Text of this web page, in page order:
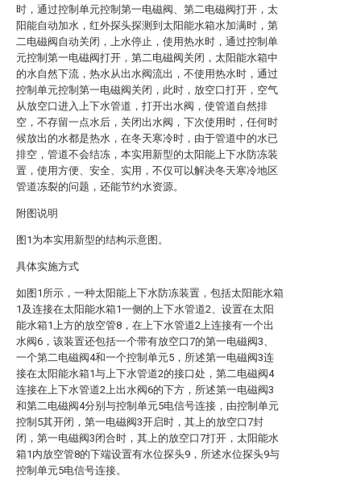
时，通过控制单元控制第一电磁阀、第二电磁阀打开，太
阳能自动加水，红外探头探测到太阳能水箱水加满时，第
二电磁阀自动关闭，上水停止，使用热水时，通过控制单
元控制第一电磁阀打开，第二电磁阀关闭，太阳能水箱中
的水自然下流，热水从出水阀流出，不使用热水时，通过
控制单元控制第一电磁阀关闭，此时，放空口打开，空气
从放空口进入上下水管道，打开出水阀，使管道自然排
空，不存留一点水后，关闭出水阀，下次使用时，任何时
候放出的水都是热水，在冬天寒冷时，由于管道中的水已
排空，管道不会结冻，本实用新型的太阳能上下水防冻装
置，使用方便、安全、实用，不仅可以解决冬天寒冷地区
管道冻裂的问题，还能节约水资源。
附图说明
图1为本实用新型的结构示意图。
具体实施方式
如图1所示，一种太阳能上下水防冻装置，包括太阳能水箱
1及连接在太阳能水箱1一侧的上下水管道2、设置在太阳
能水箱1上方的放空管8，在上下水管道2上连接有一个出
水阀6，该装置还包括一个带有放空口7的第一电磁阀3、
一个第二电磁阀4和一个控制单元5，所述第一电磁阀3连
接在太阳能水箱1与上下水管道2的接口处，第二电磁阀4
连接在上下水管道2上出水阀6的下方，所述第一电磁阀3
和第二电磁阀4分别与控制单元5电信号连接，由控制单元
控制5其开闭，第一电磁阀3开启时，其上的放空口7封
闭，第一电磁阀3闭合时，其上的放空口7打开，太阳能水
箱1内放空管8的下端设置有水位探头9，所述水位探头9与
控制单元5电信号连接。